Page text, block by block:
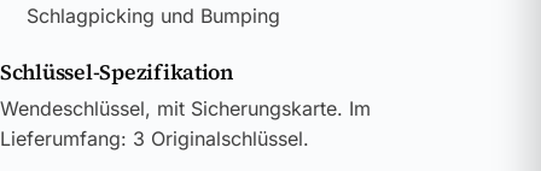
Schlagpicking und Bumping
Schlüssel-Spezifikation
Wendeschlüssel, mit Sicherungskarte. Im
Lieferumfang: 3 Originalschlüssel.